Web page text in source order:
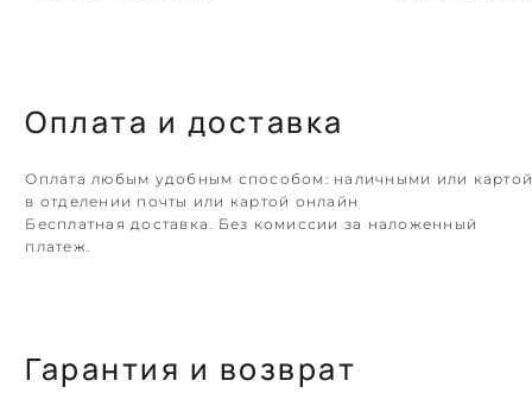
Оплата и доставка
Оплата любым удобным способом: наличными или
в отделении почты или картой онлайн
Бесплатная доставка. Без комиссии за наложенный
платеж.
Гарантия и возврат